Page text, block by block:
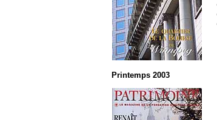
Printemps 2003